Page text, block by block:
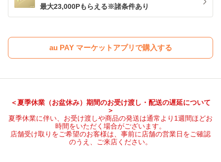
最大23,000Pもらえる※諸条件あり
au PAY マーケットアプリで購入する
＜夏季休業（お盆休み）期間のお受け渡し・配送の遅延について
＞
夏季休業に伴い、お受け渡しや商品の発送は通常より1週間ほどお
時間をいただく場合がございます。
店舗受け取りをご希望のお客様は、事前に店舗の営業日をご確認
のうえ、ご来店ください。